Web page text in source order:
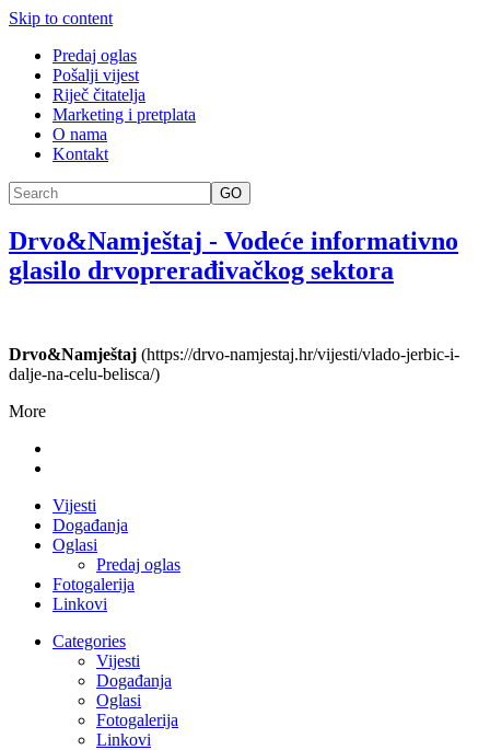
Skip to content
Predaj oglas
Pošalji vijest
Riječ čitatelja
Marketing i pretplata
O nama
Kontakt
GO
Drvo&Namještaj - Vodeće informativno
glasilo drvoprerađivačkog sektora
Drvo&Namještaj (https://drvo-namjestaj.hr/vijesti/vlado-jerbic-i-
dalje-na-celu-belisca/)
More
Vijesti
Događanja
Oglasi
Predaj oglas
Fotogalerija
Linkovi
Categories
Vijesti
Događanja
Oglasi
Fotogalerija
Linkovi